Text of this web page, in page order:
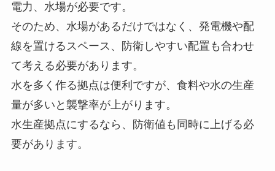
電力、水場が必要です。
そのため、水場があるだけではなく、発電機や配
線を置けるスペース、防衛しやすい配置も合わせ
て考える必要があります。
水を多く作る拠点は便利ですが、食料や水の生産
量が多いと襲撃率が上がります。
水生産拠点にするなら、防衛値も同時に上げる必
要があります。